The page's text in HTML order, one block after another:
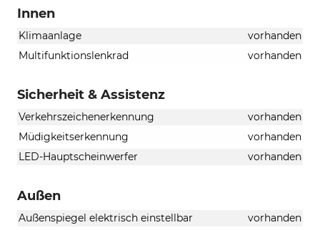
Innen
Klimaanlage
vorhanden
Multifunktionslenkrad
vorhanden
Sicherheit & Assistenz
Verkehrszeichenerkennung
vorhanden
Müdigkeitserkennung
vorhanden
LED-Hauptscheinwerfer
vorhanden
Außen
Außenspiegel elektrisch einstellbar
vorhanden